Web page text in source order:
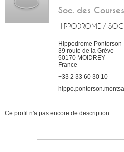
Soc. des
HIPPODROME /
Hippodrome
39 route de la Grève
50170 MOIDREY
France
+33 2 33 60 30 10
Ce profil n'a pas encore de description